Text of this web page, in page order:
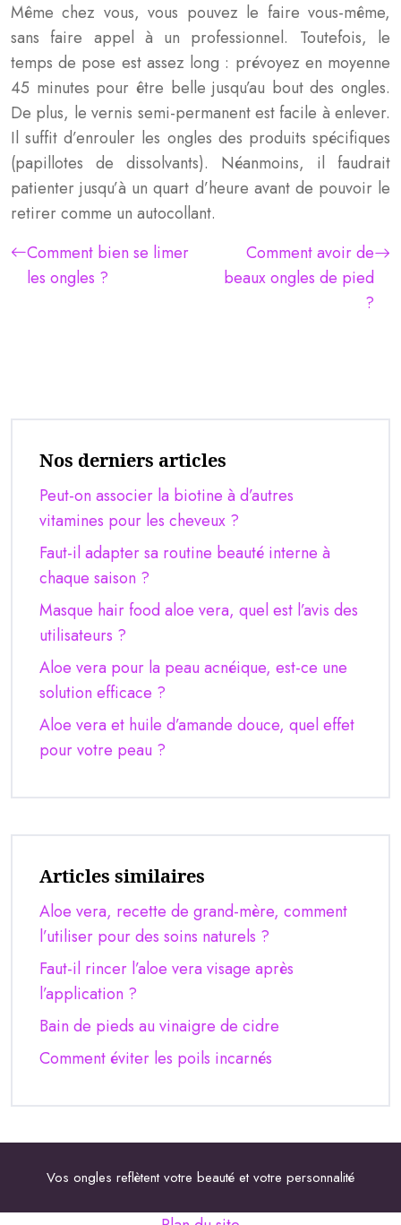
Même chez vous, vous pouvez le faire vous-même,
sans faire appel à un professionnel. Toutefois, le
temps de pose est assez long : prévoyez en moyenne
45 minutes pour être belle jusqu’au bout des ongles.
De plus, le vernis semi-permanent est facile à enlever.
Il suffit d’enrouler les ongles des produits spécifiques
(papillotes de dissolvants). Néanmoins, il faudrait
patienter jusqu’à un quart d’heure avant de pouvoir le
retirer comme un autocollant.
Comment bien se limer
les ongles ?
Comment avoir de
beaux ongles de pied
?
Nos derniers articles
Peut-on associer la biotine à d’autres
vitamines pour les cheveux ?
Faut-il adapter sa routine beauté interne à
chaque saison ?
Masque hair food aloe vera, quel est l’avis des
utilisateurs ?
Aloe vera pour la peau acnéique, est-ce une
solution efficace ?
Aloe vera et huile d’amande douce, quel effet
pour votre peau ?
Articles similaires
Aloe vera, recette de grand-mère, comment
l’utiliser pour des soins naturels ?
Faut-il rincer l’aloe vera visage après
l’application ?
Bain de pieds au vinaigre de cidre
Comment éviter les poils incarnés
Vos ongles reflètent votre beauté et votre personnalité